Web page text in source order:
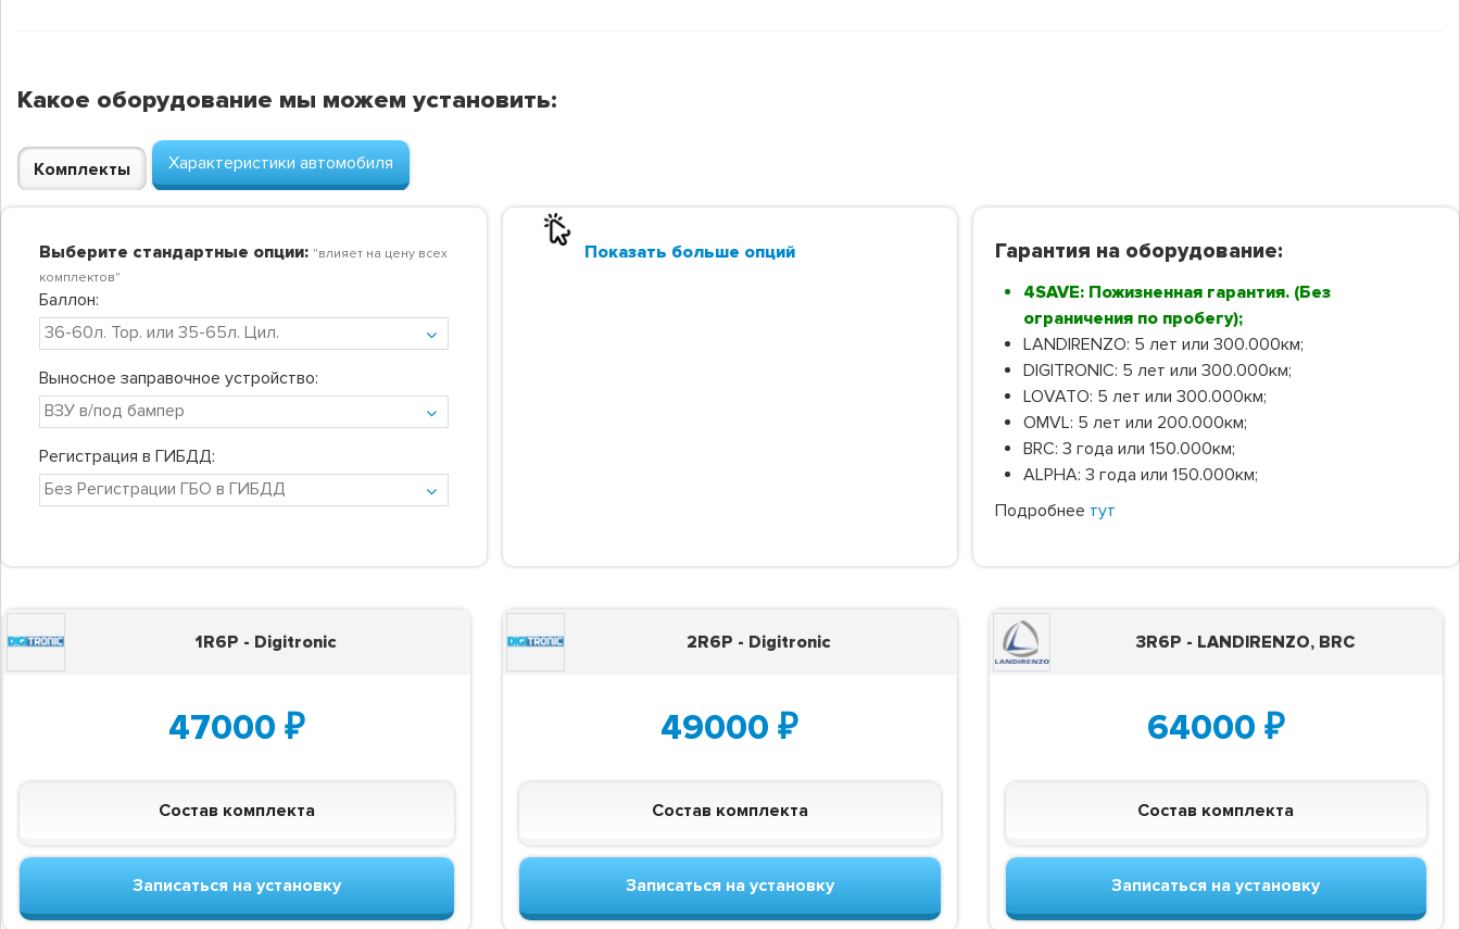
Какое оборудование мы можем установить:
Комплекты Характеристики автомобиля
Выберите стандартные опции: "влияет на цену всех
комплектов"
Баллон:
Выносное заправочное устройство:
Регистрация в ГИБДД:
Показать больше опций Гарантия на оборудование:
4SAVE: Пожизненная гарантия. (Без
ограничения по пробегу);
LANDIRENZO: 5 лет или 300.000км;
DIGITRONIC: 5 лет или 300.000км;
LOVATO: 5 лет или 300.000км;
OMVL: 5 лет или 200.000км;
BRC: 3 года или 150.000км;
ALPHA: 3 года или 150.000км;
Подробнее тут
1R6P - Digitronic
47000 ₽
Состав комплекта
Записаться на установку
2R6P - Digitronic
49000 ₽
Состав комплекта
Записаться на установку
3R6P - LANDIRENZO, BRC
64000 ₽
Состав комплекта
Записаться на установку